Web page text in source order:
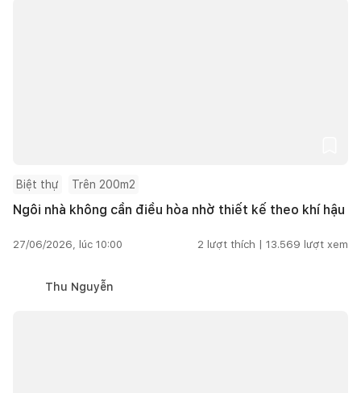
Biệt thự Trên 200m2
Ngôi nhà không cần điều hòa nhờ thiết kế theo khí hậu
27/06/2026, lúc 10:00 2 lượt thích | 13.569 lượt xem
Thu Nguyễn